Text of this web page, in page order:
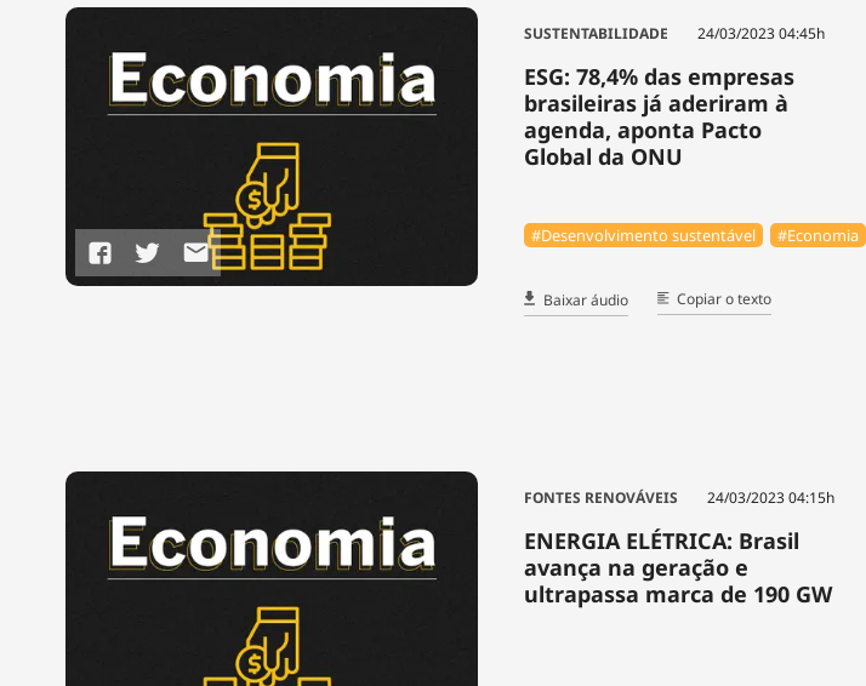
SUSTENTABILIDADE 24/03/2023 04:45h
ESG: 78,4% das empresas
brasileiras já aderiram à
agenda, aponta Pacto
Global da ONU
#Desenvolvimento sustentável #Economia
Baixar áudio Copiar o texto
FONTES RENOVÁVEIS 24/03/2023 04:15h
ENERGIA ELÉTRICA: Brasil
avança na geração e
ultrapassa marca de 190 GW